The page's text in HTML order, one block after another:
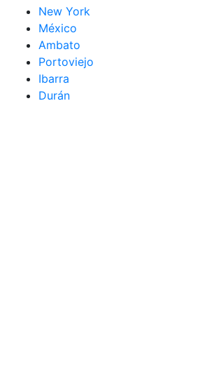
New York
México
Ambato
Portoviejo
Ibarra
Durán